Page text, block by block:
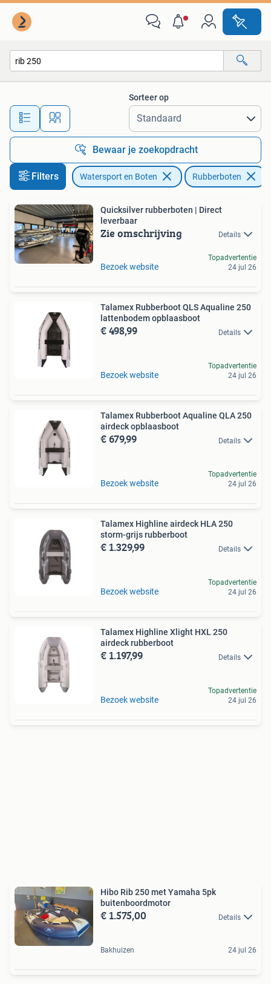
Alle afstanden…
Sorteer op
Bewaar je zoekopdracht
Filters Watersport en Boten Rubberboten
Quicksilver rubberboten | Direct
leverbaar
Zie omschrijving Details
Bezoek website
Topadvertentie
24 jul 26
Talamex Rubberboot QLS Aqualine 250
lattenbodem opblaasboot
€ 498,99 Details
Bezoek website
Topadvertentie
24 jul 26
Talamex Rubberboot Aqualine QLA 250
airdeck opblaasboot
€ 679,99 Details
Bezoek website
Topadvertentie
24 jul 26
Talamex Highline airdeck HLA 250
storm-grijs rubberboot
€ 1.329,99 Details
Bezoek website
Topadvertentie
24 jul 26
Talamex Highline Xlight HXL 250
airdeck rubberboot
€ 1.197,99 Details
Bezoek website
Topadvertentie
24 jul 26
Hibo Rib 250 met Yamaha 5pk
buitenboordmotor
€ 1.575,00 Details
Bakhuizen 24 jul 26